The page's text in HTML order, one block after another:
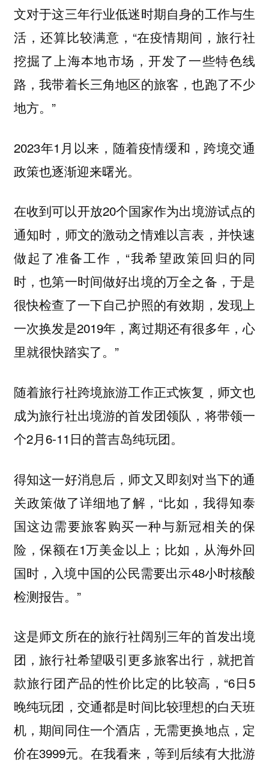
文对于这三年行业低迷时期自身的工作与生
活，还算比较满意，“在疫情期间，旅行社
挖掘了上海本地市场，开发了一些特色线
路，我带着长三角地区的旅客，也跑了不少
地方。”
2023年1月以来，随着疫情缓和，跨境交通
政策也逐渐迎来曙光。
在收到可以开放20个国家作为出境游试点的
通知时，师文的激动之情难以言表，并快速
做起了准备工作，“我希望政策回归的同
时，也第一时间做好出境的万全之备，于是
很快检查了一下自己护照的有效期，发现上
一次换发是2019年，离过期还有很多年，心
里就很快踏实了。”
随着旅行社跨境旅游工作正式恢复，师文也
成为旅行社出境游的首发团领队，将带领一
个2月6-11日的普吉岛纯玩团。
得知这一好消息后，师文又即刻对当下的通
关政策做了详细地了解，“比如，我得知泰
国这边需要旅客购买一种与新冠相关的保
险，保额在1万美金以上；比如，从海外回
国时，入境中国的公民需要出示48小时核酸
检测报告。”
这是师文所在的旅行社阔别三年的首发出境
团，旅行社希望吸引更多旅客出行，就把首
款旅行团产品的性价比定的比较高，“6日5
晚纯玩团，交通都是时间比较理想的白天班
机，期间同住一个酒店，无需更换地点，定
价在3999元。在我看来，等到后续有大批游